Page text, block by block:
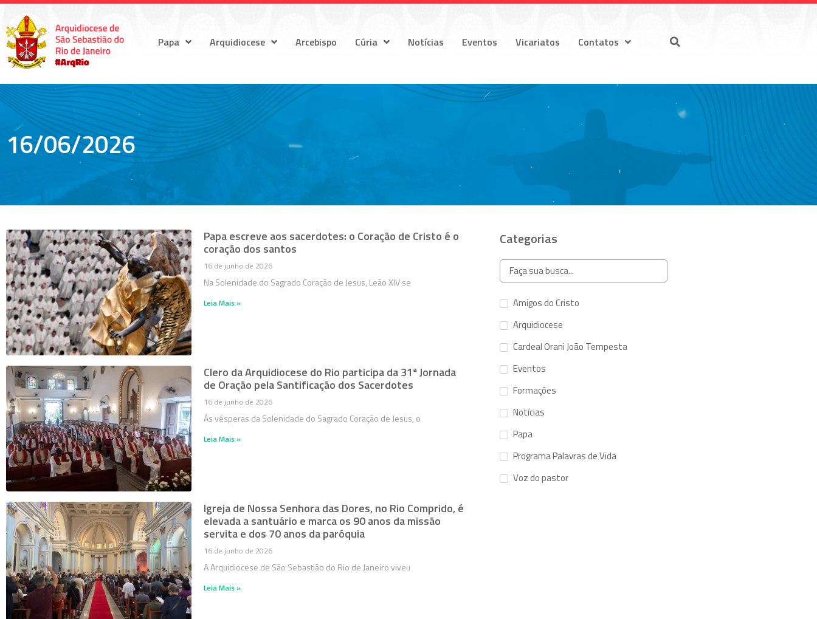
Papa Arquidiocese Arcebispo Cúria Notícias Eventos Vicariatos Contatos
16/06/2026
Papa escreve aos sacerdotes: o Coração de Cristo é o
coração dos santos
16 de junho de 2026
Na Solenidade do Sagrado Coração de Jesus, Leão XIV se
Leia Mais »
Clero da Arquidiocese do Rio participa da 31ª Jornada
de Oração pela Santificação dos Sacerdotes
16 de junho de 2026
Às vésperas da Solenidade do Sagrado Coração de Jesus, o
Leia Mais »
Igreja de Nossa Senhora das Dores, no Rio Comprido, é
elevada a santuário e marca os 90 anos da missão
servita e dos 70 anos da paróquia
16 de junho de 2026
A Arquidiocese de São Sebastião do Rio de Janeiro viveu
Leia Mais »
Categorias
Amigos do Cristo
Arquidiocese
Cardeal Orani João Tempesta
Eventos
Formações
Notícias
Papa
Programa Palavras de Vida
Voz do pastor